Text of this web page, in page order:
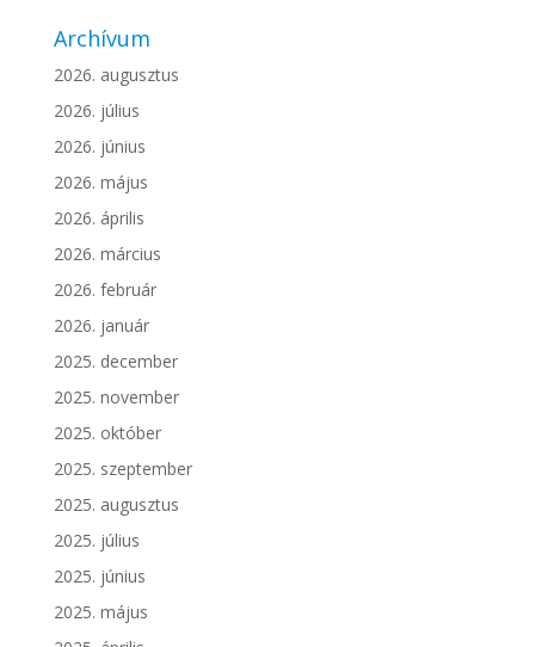
Archívum
2026. augusztus
2026. július
2026. június
2026. május
2026. április
2026. március
2026. február
2026. január
2025. december
2025. november
2025. október
2025. szeptember
2025. augusztus
2025. július
2025. június
2025. május